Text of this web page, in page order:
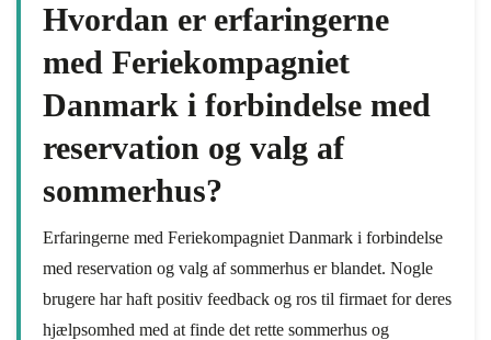
Hvordan er erfaringerne
med Feriekompagniet
Danmark i forbindelse med
reservation og valg af
sommerhus?
Erfaringerne med Feriekompagniet Danmark i forbindelse
med reservation og valg af sommerhus er blandet. Nogle
brugere har haft positiv feedback og ros til firmaet for deres
hjælpsomhed med at finde det rette sommerhus og